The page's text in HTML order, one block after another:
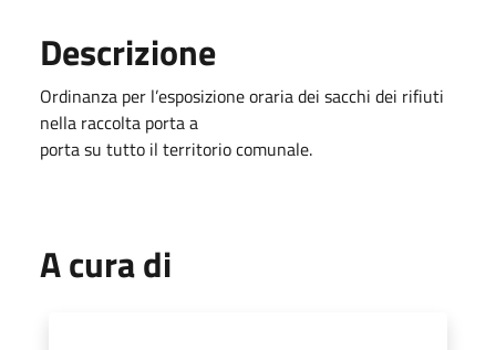
Descrizione
Ordinanza per l’esposizione oraria dei sacchi dei rifiuti
nella raccolta porta a
porta su tutto il territorio comunale.
A cura di